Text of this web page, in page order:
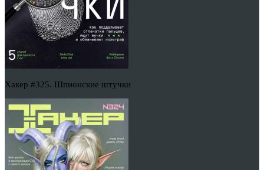
Хакер #325. Шпионские штучки